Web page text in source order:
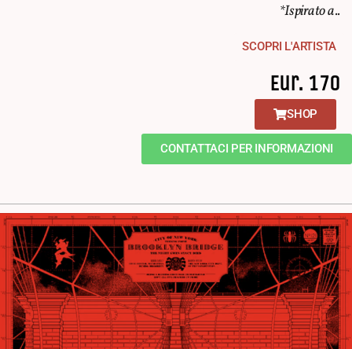
*Ispirato a..
SCOPRI L'ARTISTA
Eur. 170
SHOP
CONTATTACI PER INFORMAZIONI